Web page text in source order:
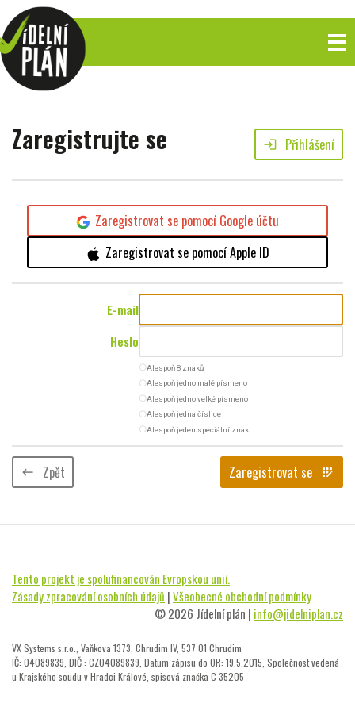
Zaregistrujte se login Přihlášení
Zaregistrovat se pomocí Google účtu
Zaregistrovat se pomocí Apple ID
E-mail
Heslo
radio_button_uncheckedAlespoň 8 znaků
radio_button_uncheckedAlespoň jedno malé písmeno
radio_button_uncheckedAlespoň jedno velké písmeno
radio_button_uncheckedAlespoň jedna číslice
radio_button_uncheckedAlespoň jeden speciální znak
keyboard_backspace Zpět Zaregistrovat se app_registration
Tento projekt je spolufinancován Evropskou unií.
Zásady zpracování osobních údajů |Všeobecné obchodní podmínky
© 2026 Jídelní plán | info@jidelniplan.cz
VX Systems s.r.o., Vaňkova 1373, Chrudim IV, 537 01 Chrudim
IČ: 04089839, DIČ : CZ04089839, Datum zápisu do OR: 19.5.2015, Společnost vedená
u Krajského soudu v Hradci Králové, spisová značka C 35205